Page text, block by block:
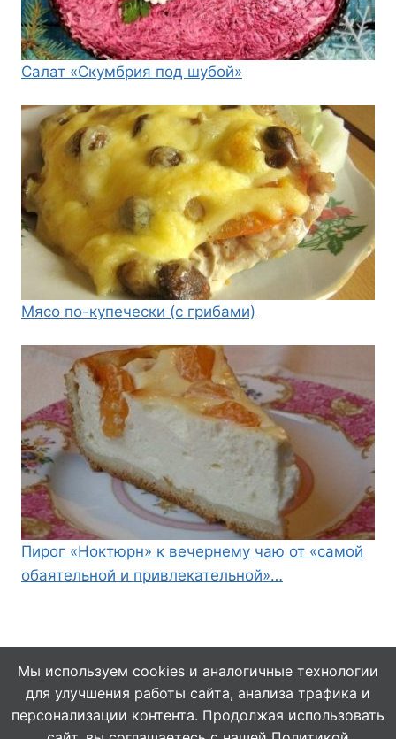
Салат «Скумбрия под шубой»
Мясо по-купечески (с грибами)
Пирог «Ноктюрн» к вечернему чаю от «самой
обаятельной и привлекательной»…
© 2026 Кулинарушка - Вкусные Рецепты
Мы используем cookies и аналогичные технологии
для улучшения работы сайта, анализа трафика и
персонализации контента. Продолжая использовать